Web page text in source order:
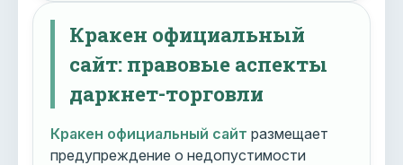
Кракен официальный
сайт: правовые аспекты
даркнет-торговли
Кракен официальный сайт размещает
предупреждение о недопустимости